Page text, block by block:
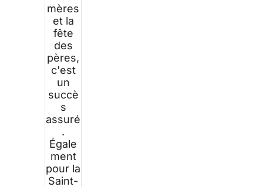
mères
et la
fête
des
pères,
c'est
un
succè
s
assuré
.
Égale
ment
pour la
Saint-